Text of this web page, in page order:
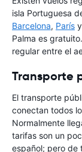
isla Portuguesa
Barcelona, París y
Palma es
regular entre el
Transporte
El transporte
conectan todos
Normalmente
tarifas son un
español; pero de